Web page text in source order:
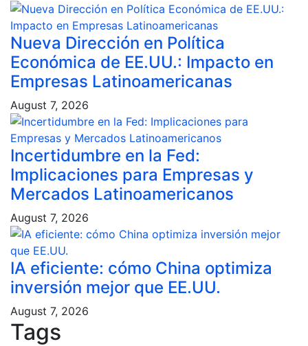
Nueva Dirección en Política
Económica de EE.UU.: Impacto en
Empresas Latinoamericanas
August 7, 2026
Incertidumbre en la Fed:
Implicaciones para Empresas y
Mercados Latinoamericanos
August 7, 2026
IA eficiente: cómo China optimiza
inversión mejor que EE.UU.
August 7, 2026
Tags